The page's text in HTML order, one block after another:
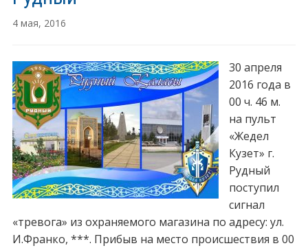
4 мая, 2016
30 апреля
2016 года в
00 ч. 46 м.
на пульт
«Жедел
Кузет» г.
Рудный
поступил
сигнал
«тревога» из охраняемого магазина по адресу: ул.
И.Франко, ***. Прибыв на место происшествия в 00